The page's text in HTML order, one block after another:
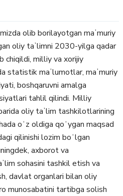
olib borilayotgan maʼmuriy
oliy taʼlimni 2030-yilga qadar
chiqildi, milliy va xorijiy
statistik maʼlumotlar, maʼmuriy
boshqaruvni amalga
tahlil qilindi. Milliy
oliy taʼlim tashkilotlarining
oʻz oldiga qoʻygan maqsad
qilinishi lozim boʻlgan
axborot va
sohasini tashkil etish va
davlat organlari bilan oliy
munosabatini tartibga solish